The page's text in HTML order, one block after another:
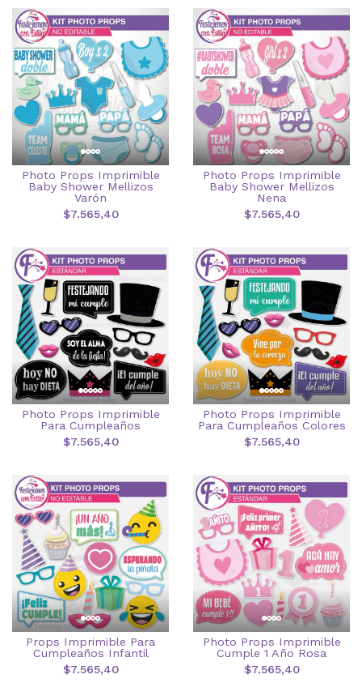
Photo Props Imprimible
Baby Shower Mellizos
Varón
$7.565,40
Photo Props Imprimible
Baby Shower Mellizos
Nena
$7.565,40
Photo Props Imprimible
Para Cumpleaños
$7.565,40
Photo Props Imprimible
Para Cumpleaños Colores
$7.565,40
Props Imprimible Para
Cumpleaños Infantil
$7.565,40
Photo Props Imprimible
Cumple 1 Año Rosa
$7.565,40